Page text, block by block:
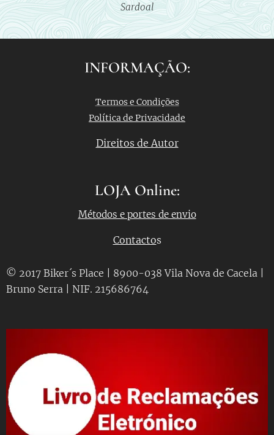
Sardoal
INFORMAÇÃO:
Termos e Condições
Política de Privacidade
Direitos de Autor
LOJA Online:
Métodos e portes de envio
Contactos
© 2017 Biker´s Place | 8900-038 Vila Nova de Cacela |
Bruno Serra | NIF. 215686764